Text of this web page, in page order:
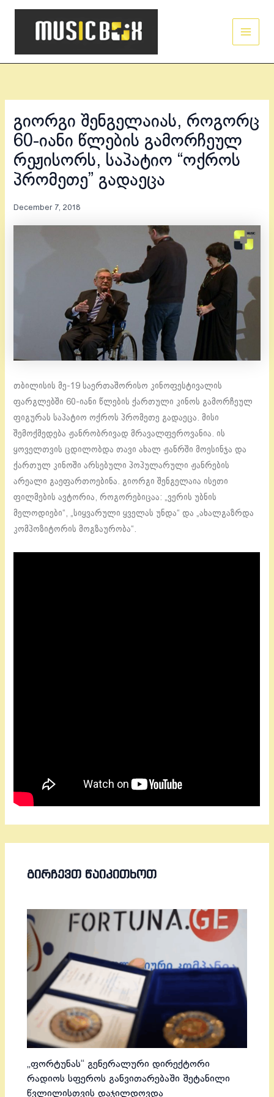
Skip
გიორგი შენგელაიას, როგორც
60-იანი წლების გამორჩეულ
რეჟისორს, საპატიო “ოქროს
პრომეთე” გადაეცა
December 7, 2018
თბილისის მე-19 საერთაშორისო კინოფესტივალის
ფარგლებში 60-იანი წლების ქართული კინოს გამორჩეულ
ფიგურას საპატიო ოქროს პრომეთე გადაეცა. მისი
შემოქმედება ჟანრობრივად მრავალფეროვანია. ის
ყოველთვის ცდილობდა თავი ახალ ჟანრში მოესინჯა და
ქართულ კინოში არსებული პოპულარული ჟანრების
არეალი გაეფართოებინა. გიორგი შენგელაია ისეთი
ფილმების ავტორია, როგორებიცაა: „ვერის უბნის
მელოდიები“, „სიყვარული ყველას უნდა“ და „ახალგაზრდა
კომპოზიტორის მოგზაურობა“.
ᲒᲘᲠᲩᲔᲕᲗ ᲬᲐᲘᲙᲘᲗᲮᲝᲗ
„ფორტუნას“ გენერალური დირექტორი
რადიოს სფეროს განვითარებაში შეტანილი
წვლილისთვის დაჯილდოვდა